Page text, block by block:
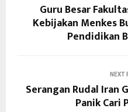
Guru Besar
Kebijakan Menkes
Pendidikan
NEXT
Serangan Rudal Iran
Panik Cari